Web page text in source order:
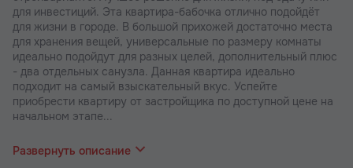
для инвестиций. Эта квартира-бабочка отлично подойдёт
для жизни в городе. В большой прихожей достаточно места
для хранения вещей, универсальные по размеру комнаты
идеально подойдут для разных целей, дополнительный плюс
- два отдельных санузла. Данная квартира идеально
подходит на самый взыскательный вкус. Успейте
приобрести квартиру от застройщика по доступной цене на
начальном этапе...
В наших ЖК действуют индивидуальные акции и скидки. В
Развернуть описание